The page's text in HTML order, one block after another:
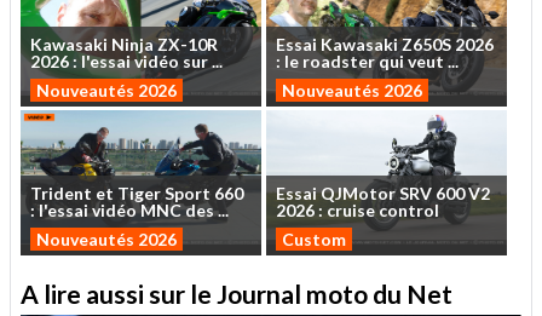
Kawasaki NinjaZX-10R
2026: l'essaividéo sur...
Nouveautés 2026
Essai KawasakiZ650S 2026
: le roadsterquiveut ...
Nouveautés 2026
Trident et TigerSport 660
: l'essaividéoMNCdes...
Nouveautés 2026
EssaiQJMotorSRV 600V2
2026 : cruise control
Custom
A lire aussi sur le Journal moto du Net